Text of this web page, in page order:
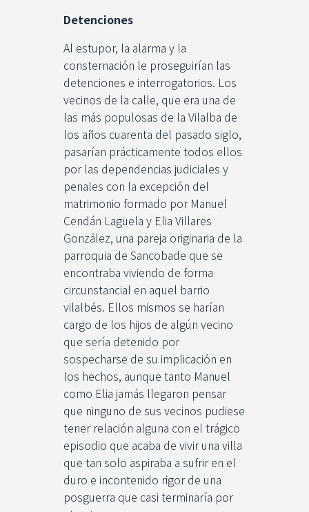
Detenciones
Al estupor, la alarma y la
consternación le proseguirían las
detenciones e interrogatorios. Los
vecinos de la calle, que era una de
las más populosas de la Vilalba de
los años cuarenta del pasado siglo,
pasarían prácticamente todos ellos
por las dependencias judiciales y
penales con la excepción del
matrimonio formado por Manuel
Cendán Lagüela y Elia Villares
González, una pareja originaria de la
parroquia de Sancobade que se
encontraba viviendo de forma
circunstancial en aquel barrio
vilalbés. Ellos mismos se harían
cargo de los hijos de algún vecino
que sería detenido por
sospecharse de su implicación en
los hechos, aunque tanto Manuel
como Elia jamás llegaron pensar
que ninguno de sus vecinos pudiese
tener relación alguna con el trágico
episodio que acaba de vivir una villa
que tan solo aspiraba a sufrir en el
duro e incontenido rigor de una
posguerra que casi terminaría por